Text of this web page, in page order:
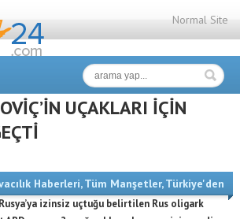
Normal Site
UÇAKLARI İÇİN
Haberleri,Tüm Manşetler,Türkiye'den
izinsiz uçtuğu belirtilen Rus oligark